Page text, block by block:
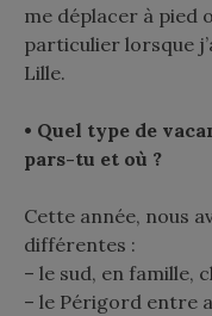
me déplacer à pied
particulier lorsque
Lille.
• Quel type de
pars-tu et où ?
Cette année, nous
différentes :
– le sud, en famille,
– le Périgord entre